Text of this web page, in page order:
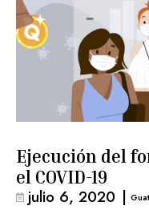
Ejecución del
el COVID-19
julio 6, 2020 |